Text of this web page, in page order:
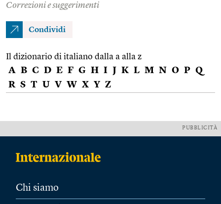
Correzioni e suggerimenti
Condividi
Il dizionario di italiano dalla a alla z
A B C D E F G H I J K L M N O P Q
R S T U V W X Y Z
PUBBLICITÀ
Chi siamo